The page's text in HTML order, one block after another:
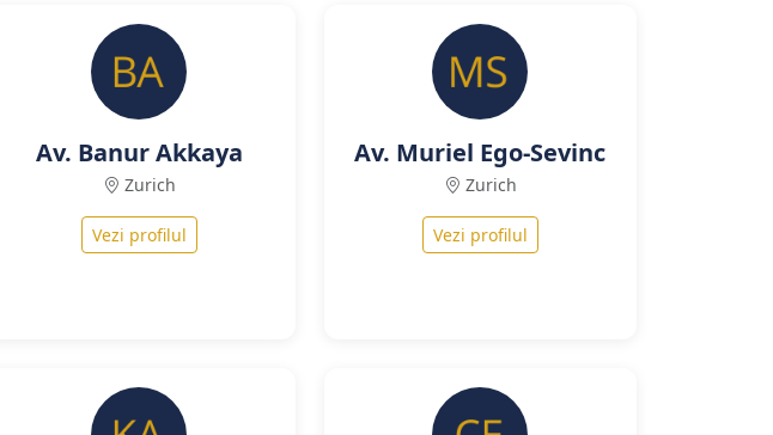
Av. Banur Akkaya
Zurich
Vezi profilul
Av. Muriel Ego-Sevinc
Zurich
Vezi profilul